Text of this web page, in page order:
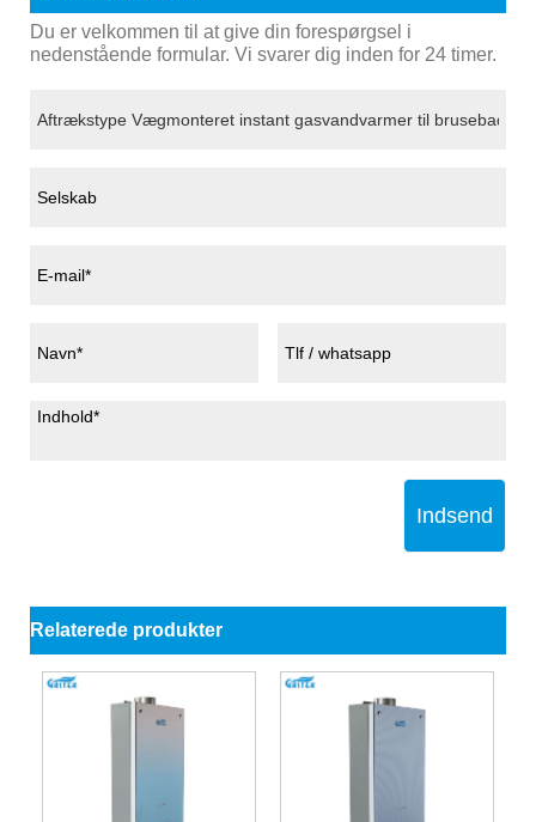
Du er velkommen til at give din forespørgsel i
nedenstående formular. Vi svarer dig inden for 24 timer.
Indsend
Relaterede produkter